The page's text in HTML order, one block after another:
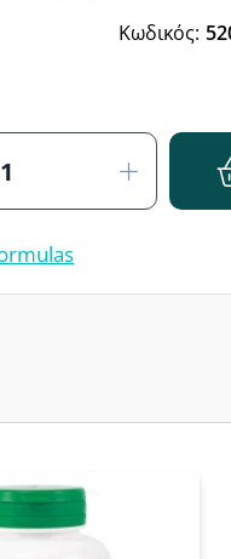
Κωδικός: